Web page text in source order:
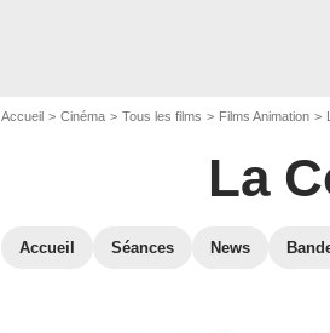
Accueil Cinéma Tous les films Films Animation
La
Accueil Séances News